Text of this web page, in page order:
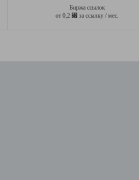
Биржа ссылок
от 0,2 ⃏ за ссылку / мес.